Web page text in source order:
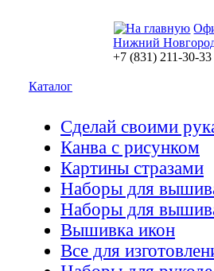
Нижний
+7 (831) 211-30-33
Каталог
Сделай своими
Канва с рисунком
Картины стразами
Наборы для
Наборы для
Вышивка икон
Все для